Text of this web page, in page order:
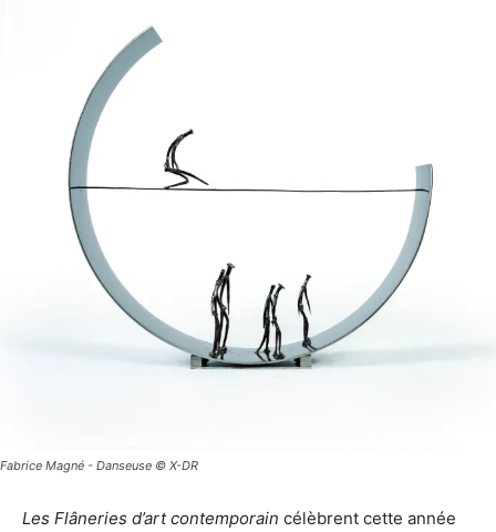
Fabrice Magné - Danseuse © X-DR
Les Flâneries d’art contemporain célèbrent cette année